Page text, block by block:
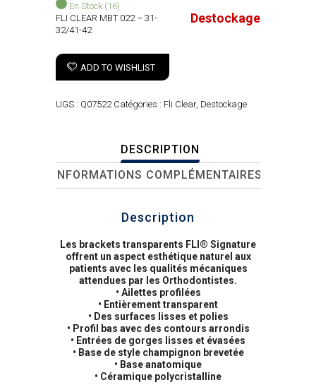
En Stock (16)
FLI CLEAR MBT 022 – 31-
32/41-42
Destockage
ADD TO WISHLIST
UGS : Q07522 Catégories : Fli Clear, Destockage
DESCRIPTION
INFORMATIONS COMPLÉMENTAIRES
Description
Les brackets transparents FLI® Signature
offrent un aspect esthétique naturel aux
patients avec les qualités mécaniques
attendues par les Orthodontistes.
• Ailettes profilées
• Entièrement transparent
• Des surfaces lisses et polies
• Profil bas avec des contours arrondis
• Entrées de gorges lisses et évasées
• Base de style champignon brevetée
• Base anatomique
• Céramique polycristalline